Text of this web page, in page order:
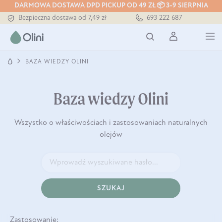
DARMOWA DOSTAWA DPD PICKUP OD 49 ZŁ 📦 3-9 SIERPNIA
Bezpieczna dostawa od 7,49 zł
Darmowa dostawa od 199 zł
Tłoczony zawsze na zimno
693 222 687
BAZA WIEDZY OLINI
Baza wiedzy Olini
Wszystko o właściwościach i zastosowaniach naturalnych
olejów
SZUKAJ
Zastosowanie: